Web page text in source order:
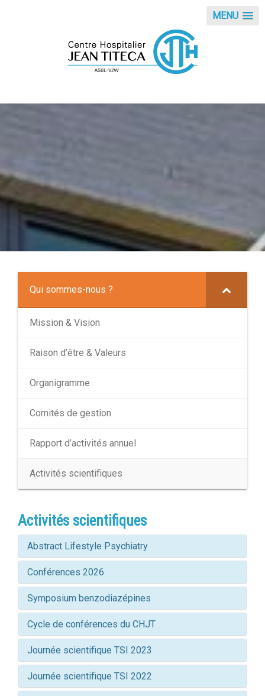
MENU
Qui sommes-nous ?
Mission & Vision
Raison d’être & Valeurs
Organigramme
Comités de gestion
Rapport d’activités annuel
Activités scientifiques
Activités scientifiques
Abstract Lifestyle Psychiatry
Conférences 2026
Symposium benzodiazépines
Cycle de conférences du CHJT
Journée scientifique TSI 2023
Journée scientifique TSI 2022